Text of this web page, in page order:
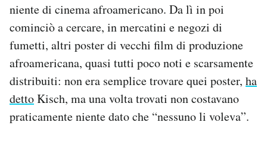
niente di cinema afroamericano. Da lì in poi
cominciò a cercare, in mercatini e negozi di
fumetti, altri poster di vecchi film di produzione
afroamericana, quasi tutti poco noti e scarsamente
distribuiti: non era semplice trovare quei poster, ha
dettoKisch, ma una volta trovati non costavano
praticamente niente dato che “nessuno li voleva”.